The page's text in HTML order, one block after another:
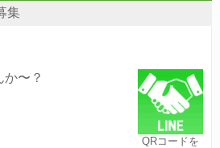
集
QRコードを
〜？